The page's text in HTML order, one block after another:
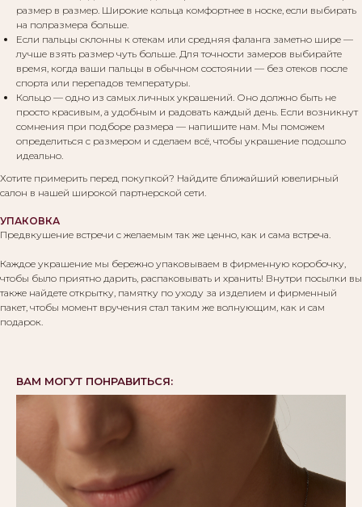
размер в размер. Широкие кольца комфортнее в носке, если выбирать
на полразмера больше.
Если пальцы склонны к отекам или средняя фаланга заметно шире —
лучше взять размер чуть больше. Для точности замеров выбирайте
время, когда ваши пальцы в обычном состоянии — без отеков после
спорта или перепадов температуры.
Кольцо — одно из самых личных украшений. Оно должно быть не
просто красивым, а удобным и радовать каждый день. Если возникнут
сомнения при подборе размера — напишите нам. Мы поможем
определиться с размером и сделаем всё, чтобы украшение подошло
идеально.
Хотите примерить перед покупкой? Найдите ближайший ювелирный
салон в нашей широкой партнерской сети.
УПАКОВКА
Предвкушение встречи с желаемым так же ценно, как и сама встреча.
Каждое украшение мы бережно упаковываем в фирменную коробочку,
чтобы было приятно дарить, распаковывать и хранить! Внутри посылки вы
также найдете открытку, памятку по уходу за изделием и фирменный
пакет, чтобы момент вручения стал таким же волнующим, как и сам
подарок.
ВАМ МОГУТ ПОНРАВИТЬСЯ:
Вам могут понравиться: